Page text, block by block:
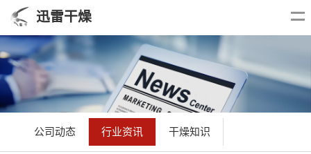
迅雷干燥
公司动态 行业资讯 干燥知识